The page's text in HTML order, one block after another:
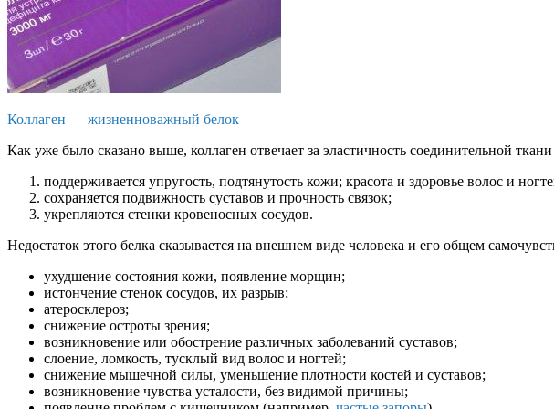
Коллаген — жизненноважный белок
Как уже было сказано выше, коллаген отвечает за эластичность соединительной
поддерживается упругость, подтянутость кожи; красота и здоровье волос и
сохраняется подвижность суставов и прочность связок;
укрепляются стенки кровеносных сосудов.
Недостаток этого белка сказывается на внешнем виде человека и его общем
ухудшение состояния кожи, появление морщин;
истончение стенок сосудов, их разрыв;
атеросклероз;
снижение остроты зрения;
возникновение или обострение различных заболеваний суставов;
слоение, ломкость, тусклый вид волос и ногтей;
снижение мышечной силы, уменьшение плотности костей и суставов;
возникновение чувства усталости, без видимой причины;